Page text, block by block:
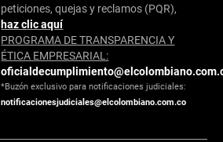
peticiones, quejas y reclamos (PQR),
haz clic aquí
PROGRAMA DE TRANSPARENCIA Y
ÉTICA EMPRESARIAL:
*Buzón exclusivo para notificaciones judiciales:
notificacionesjudiciales@elcolombiano.com.co